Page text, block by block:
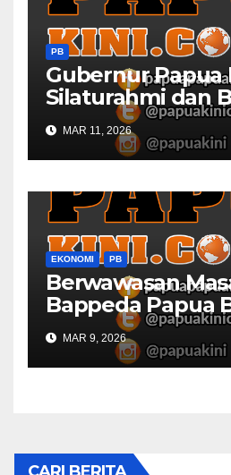
PB
Gubernur Papua
Silaturahmi dan
Bersama DPR RI
Mendagri di IPDN
MAR 11, 2026
EKONOMI PB
Berwawasan
Bappeda Papua
Konsultasi Publik
MAR 9, 2026